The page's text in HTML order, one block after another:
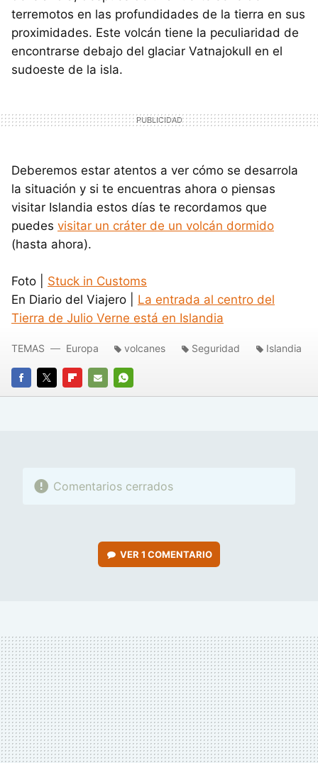
terremotos en las profundidades de la tierra en sus
proximidades. Este volcán tiene la peculiaridad de
encontrarse debajo del glaciar Vatnajokull en el
sudoeste de la isla.
Deberemos estar atentos a ver cómo se desarrola
la situación y si te encuentras ahora o piensas
visitar Islandia estos días te recordamos que
puedes visitar un cráter de un volcán dormido
(hasta ahora).
Foto | Stuck in Customs
En Diario del Viajero | La entrada al centro del
Tierra de Julio Verne está en Islandia
FACEBOOK
TWITTERFLIPBOARD
E-
WHATSAPP
TEMAS Europa volcanes Seguridad Islandia
Comentarios cerrados
VER 1 COMENTARIO